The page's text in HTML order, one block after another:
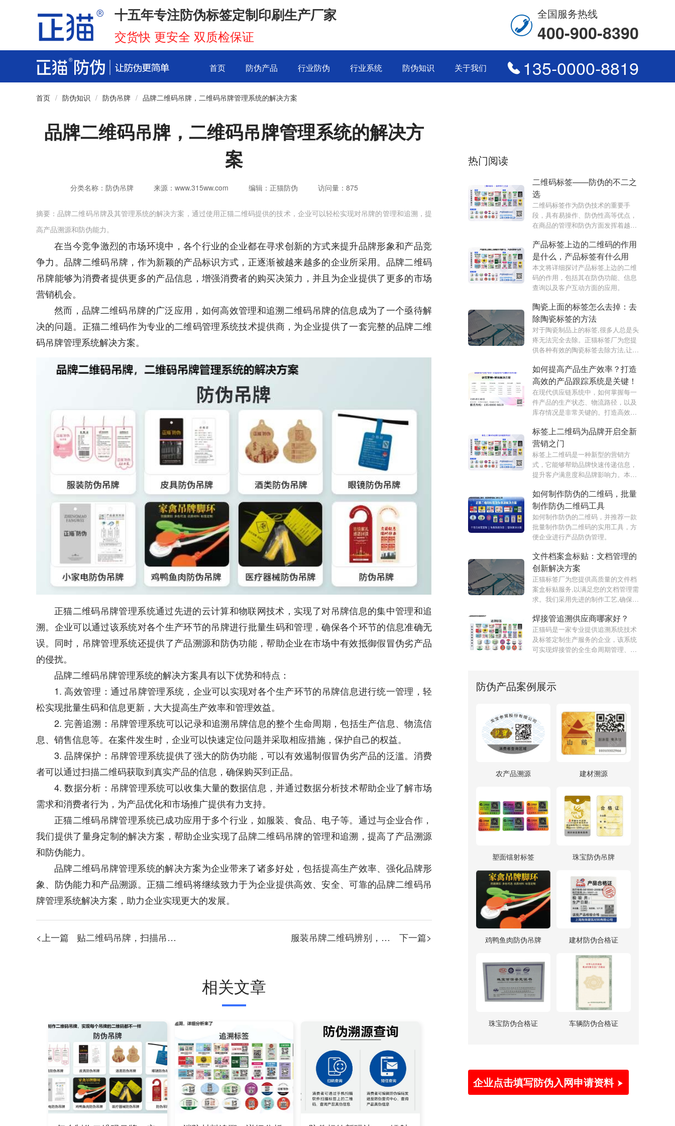
十五年专注防伪标签定制印刷生产厂家
交货快 更安全 双质检保证
全国服务热线
400-900-8390
首页 防伪产品 行业防伪 行业系统 防伪知识 关于我们 135-0000-8819
首页 / 防伪知识 / 防伪吊牌 / 品牌二维码吊牌，二维码吊牌管理系统的解决方案
品牌二维码吊牌，二维码吊牌管理系统的解决方
案
分类名称：防伪吊牌 来源：www.315ww.com 编辑：正猫防伪 访问量： 875
摘要：品牌二维码吊牌及其管理系统的解决方案，通过使用正猫二维码提供的技术，企业可以轻松实现对吊牌的管理和追溯，提
高产品溯源和防伪能力。
在当今竞争激烈的市场环境中，各个行业的企业都在寻求创新的方式来提升品牌形象和产品竞
争力。品牌二维码吊牌，作为新颖的产品标识方式，正逐渐被越来越多的企业所采用。品牌二维码
吊牌能够为消费者提供更多的产品信息，增强消费者的购买决策力，并且为企业提供了更多的市场
营销机会。
然而，品牌二维码吊牌的广泛应用，如何高效管理和追溯二维码吊牌的信息成为了一个亟待解
决的问题。正猫二维码作为专业的二维码管理系统技术提供商，为企业提供了一套完整的品牌二维
码吊牌管理系统解决方案。
正猫二维码吊牌管理系统通过先进的云计算和物联网技术，实现了对吊牌信息的集中管理和追
溯。企业可以通过该系统对各个生产环节的吊牌进行批量生码和管理，确保各个环节的信息准确无
误。同时，吊牌管理系统还提供了产品溯源和防伪功能，帮助企业在市场中有效抵御假冒伪劣产品
的侵扰。
品牌二维码吊牌管理系统的解决方案具有以下优势和特点：
1. 高效管理：通过吊牌管理系统，企业可以实现对各个生产环节的吊牌信息进行统一管理，轻
松实现批量生码和信息更新，大大提高生产效率和管理效益。
2. 完善追溯：吊牌管理系统可以记录和追溯吊牌信息的整个生命周期，包括生产信息、物流信
息、销售信息等。在案件发生时，企业可以快速定位问题并采取相应措施，保护自己的权益。
3. 品牌保护：吊牌管理系统提供了强大的防伪功能，可以有效遏制假冒伪劣产品的泛滥。消费
者可以通过扫描二维码获取到真实产品的信息，确保购买到正品。
4. 数据分析：吊牌管理系统可以收集大量的数据信息，并通过数据分析技术帮助企业了解市场
需求和消费者行为，为产品优化和市场推广提供有力支持。
正猫二维码吊牌管理系统已成功应用于多个行业，如服装、食品、电子等。通过与企业合作，
我们提供了量身定制的解决方案，帮助企业实现了品牌二维码吊牌的管理和追溯，提高了产品溯源
和防伪能力。
品牌二维码吊牌管理系统的解决方案为企业带来了诸多好处，包括提高生产效率、强化品牌形
象、防伪能力和产品溯源。正猫二维码将继续致力于为企业提供高效、安全、可靠的品牌二维码吊
牌管理系统解决方案，助力企业实现更大的发展。
<上一篇 贴二维码吊牌，扫描吊牌二维码查看简介信息 服装吊牌二维码辨别，吊牌二维码系统怎么生成二维码 下一篇>
相关文章
热门阅读
二维码标签——防伪的不二之
选
二维码标签作为防伪技术的重要手
段，具有易操作、防伪性高等优点，
在商品的管理和防伪方面发挥着越来
产品标签上边的二维码的作用
是什么，产品标签有什么用
本文将详细探讨产品标签上边的二维
码的作用，包括其在防伪功能、信息
查询以及客户互动方面的应用。
陶瓷上面的标签怎么去掉：去
除陶瓷标签的方法
对于陶瓷制品上的标签,很多人总是头
疼无法完全去除。正猫标签厂为您提
供各种有效的陶瓷标签去除方法,让您
感。无论是化学溶剂还是机械方式,我
们都有专业的解决方案,满足您的各种
需求。
如何提高产品生产效率？打造
高效的产品跟踪系统是关键！
在现代供应链系统中，如何掌握每一
件产品的生产状态、物流路径，以及
库存情况是非常关键的。打造高效的
低成本，使企业更具竞争力。本文将
介绍如何建立一个高效、实用的产品
跟踪系统。
标签上二维码为品牌开启全新
营销之门
标签上二维码是一种新型的营销方
式，它能够帮助品牌快速传递信息，
提升客户满意度和品牌影响力。本文
景，帮助品牌开启全新的营销之门。
如何制作防伪的二维码，批量
制作防伪二维码工具
如何制作防伪的二维码，并推荐一款
批量制作防伪二维码的实用工具，方
便企业进行产品防伪管理。
文件档案盒标贴：文档管理的
创新解决方案
正猫标签厂为您提供高质量的文件档
案盒标贴服务,以满足您的文档管理需
求。我们采用先进的制作工艺,确保产
案。本文将为您详细介绍我们的创新
解决方案,帮助您提升文档管理效率。
焊接管追溯供应商哪家好？
正猫码是一家专业提供追溯系统技术
及标签定制生产服务的企业，该系统
可实现焊接管的全生命周期管理、质
服务，确保产品质量和用户满意度。
防伪产品案例展示
农产品溯源 建材溯源
塑面镭射标签 珠宝防伪吊牌
鸡鸭鱼肉防伪吊牌 建材防伪合格证
珠宝防伪合格证 车辆防伪合格证
企业点击填写防伪入网申请资料